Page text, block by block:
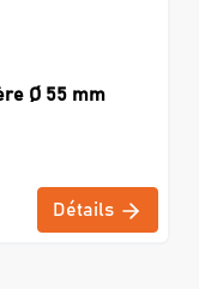
Ø 55 mm
Détails